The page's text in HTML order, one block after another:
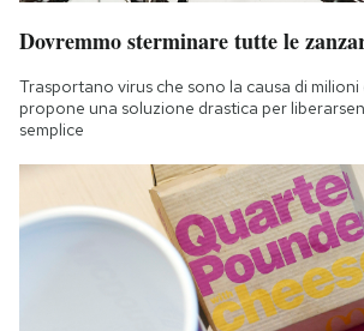
Dovremmo sterminare tutte le
Trasportano virus che sono la causa di milioni
propone una soluzione drastica per
semplice